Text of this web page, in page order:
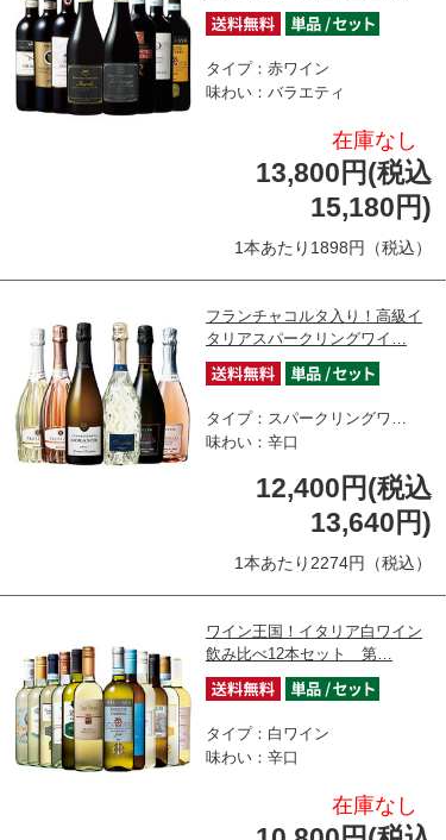
タイプ：赤ワイン
味わい：バラエティ
在庫なし
13,800円(税込
15,180円)
1本あたり1898円（税込）
フランチャコルタ入り！高級イ
タリアスパークリングワイ…
タイプ：スパークリングワ…
味わい：辛口
12,400円(税込
13,640円)
1本あたり2274円（税込）
ワイン王国！イタリア白ワイン
飲み比べ12本セット 第…
タイプ：白ワイン
味わい：辛口
在庫なし